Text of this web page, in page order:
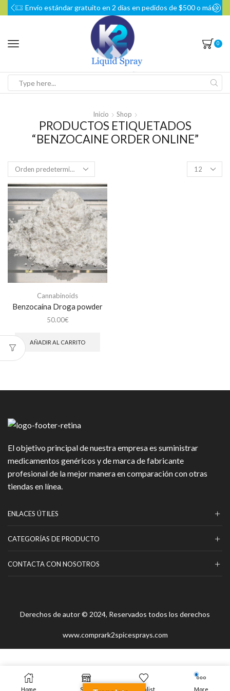
Envío estándar gratuito en 2 días en pedidos de $500 o más
0
Inicio Shop
PRODUCTOS ETIQUETADOS
“BENZOCAINE ORDER ONLINE”
Products
per
Cannabinoids
Benzocaína Droga powder
50.00€
AÑADIR AL CARRITO
El objetivo principal de nuestra empresa es suministrar
medicamentos genéricos y de marca de fabricante
profesional de la mejor manera en comparación con otras
tiendas en línea.
ENLACES ÚTILES
CATEGORÍAS DE PRODUCTO
CONTACTA CON NOSOTROS
Derechos de autor © 2024, Reservados todos los derechos
www.comprark2spicesprays.com
Home Shop Wishlist More